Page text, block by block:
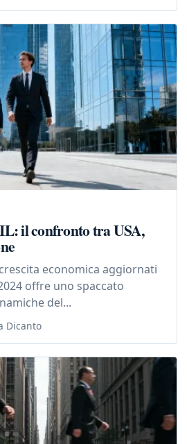
il confronto tra USA,
economica aggiornati
offre uno spaccato
del...
Dicanto